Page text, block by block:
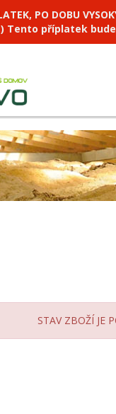
PO DOBU
Tento příplatek bude
STAV ZBOŽÍ JE